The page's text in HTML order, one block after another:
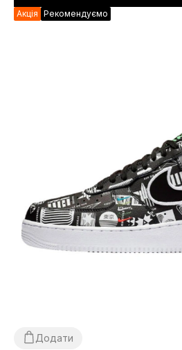
Акція Рекомендуємо
Додати